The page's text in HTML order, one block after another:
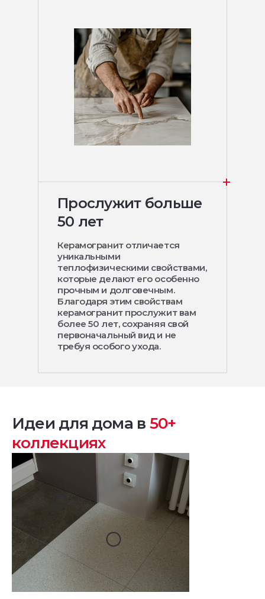
Прослужит больше
50 лет
Керамогранит отличается
уникальными
теплофизическими свойствами,
которые делают его особенно
прочным и долговечным.
Благодаря этим свойствам
керамогранит прослужит вам
более 50 лет, сохраняя свой
первоначальный вид и не
требуя особого ухода.
Идеи для дома в 50+
коллекциях